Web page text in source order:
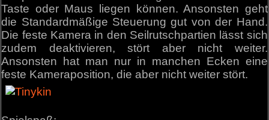
Taste oder Maus liegen können. Ansonsten geht
die Standardmäßige Steuerung gut von der Hand.
Die feste Kamera in den Seilrutschpartien lässt sich
zudem deaktivieren, stört aber nicht weiter.
Ansonsten hat man nur in manchen Ecken eine
feste Kameraposition, die aber nicht weiter stört.